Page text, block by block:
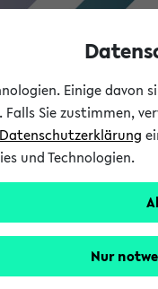
Sie für Ihre
Einige
Sie zustimmen,
Datenschutzerklärung
und Technologien.
Nur